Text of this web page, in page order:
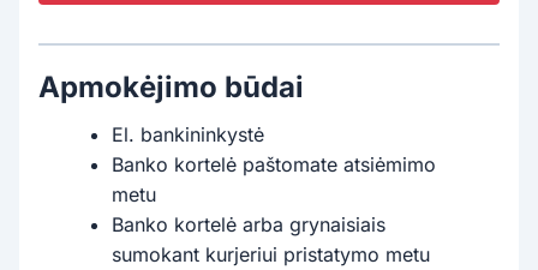
Apmokėjimo būdai
El. bankininkystė
Banko kortelė paštomate atsiėmimo
metu
Banko kortelė arba grynaisiais
sumokant kurjeriui pristatymo metu